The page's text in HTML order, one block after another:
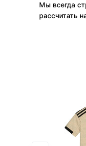
Мы всегда
рассчитать